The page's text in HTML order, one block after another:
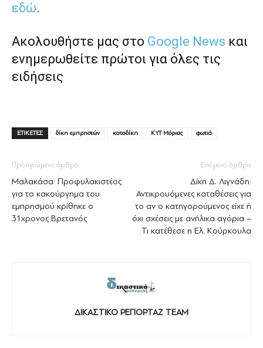
εδώ.
Ακολουθήστε μας στο Google News και
ενημερωθείτε πρώτοι για όλες τις
ειδήσεις
ΕΤΙΚΕΤΕΣ δίκη εμπρηστών καταδίκη ΚΥΤ Μόριας φωτιά
Προηγούμενο άρθρο
Μαλακάσα: Προφυλακιστέος
για το κακούργημα του
εμπρησμού κρίθηκε ο
31χρονος Βρετανός
Επόμενο άρθρο
Δίκη Δ. Λιγνάδη:
Αντικρουόμενες καταθέσεις για
το αν ο κατηγορούμενος είχε ή
όχι σχέσεις με ανήλικα αγόρια –
Τι κατέθεσε η Ελ. Κούρκουλα
ΔΙΚΑΣΤΙΚΟ ΡΕΠΟΡΤΑΖ TEAM